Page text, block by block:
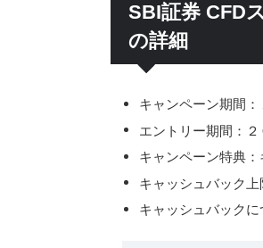
SBI証券 CFD
の詳細
キャンペーン期間
エントリー期間：
キャンペーン特典
キャッシュバック
キャッシュバック